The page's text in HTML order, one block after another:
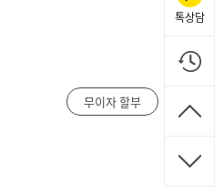
무이자 할부
톡상담